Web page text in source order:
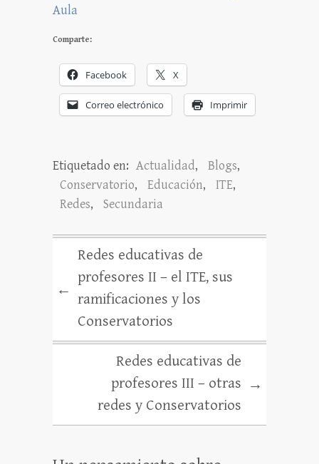
Aula
Comparte:
Facebook X
Correo electrónico Imprimir
Etiquetado en: Actualidad, Blogs,
Conservatorio, Educación, ITE,
Redes, Secundaria
←
Redes educativas de
profesores II – el ITE, sus
ramificaciones y los
Conservatorios
Redes educativas de
profesores III – otras
redes y Conservatorios
→